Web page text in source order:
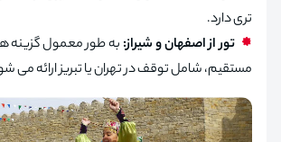
تری دارد.
تور از اصفهان و شیراز: به‌ طور معمول گزینه‌
مستقیم، شامل توقف در تهران یا تبریز ارائه می‌